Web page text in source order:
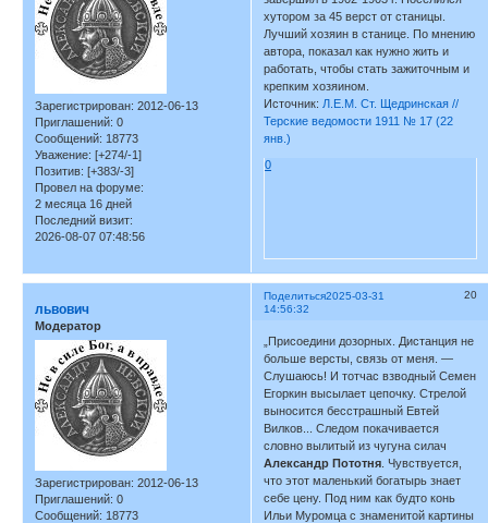
Зарегистрирован: 2012-06-13
Приглашений: 0
Сообщений: 18773
Уважение: [+274/-1]
Позитив: [+383/-3]
Провел на форуме:
2 месяца 16 дней
Последний визит:
2026-08-07 07:48:56
хутором за 45 верст от станицы.
Лучший хозяин в станице. По мнению
автора, показал как нужно жить и
работать, чтобы стать зажиточным и
крепким хозяином.
Источник:Л.Е.М. Ст. Щедринская //
Терские ведомости 1911 № 17 (22
янв.)
0
Поделиться 20
2025-03-31
14:56:32
львович
Модератор
Зарегистрирован: 2012-06-13
Приглашений: 0
Сообщений: 18773
„Присоедини дозорных. Дистанция не
больше версты, связь от меня. —
Слушаюсь! И тотчас взводный Семен
Егоркин высылает цепочку. Стрелой
выносится бесстрашный Евтей
Вилков... Следом покачивается
словно вылитый из чугуна силач
Александр Пототня . Чувствуется,
что этот маленький богатырь знает
себе цену. Под ним как будто конь
Ильи Муромца с знаменитой картины